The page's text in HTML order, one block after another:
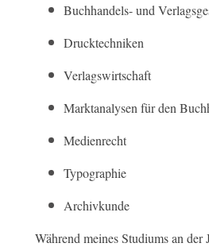
Buchhandels- und
Drucktechniken
Verlagswirtschaft
Marktanalysen für den
Medienrecht
Typographie
Archivkunde
Während meines Studiums an der